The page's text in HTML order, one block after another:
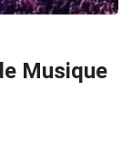
Musique